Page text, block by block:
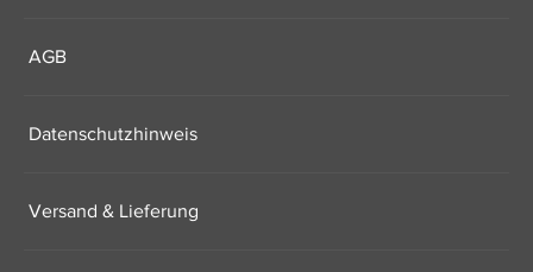
AGB
Datenschutzhinweis
Versand & Lieferung